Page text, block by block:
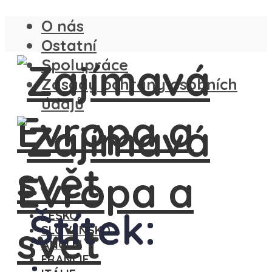
O nás
Ostatní
Spolupráce
Zásady ochrany osobních
údajů
ČESKO
SLOVENSKO
ANGLIE
FRANCIE
Štítek: